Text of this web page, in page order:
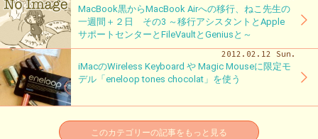
MacBook黒からMacBook Airへの移行、ねこ先生の
一週間＋２日 その3 ～移行アシスタントとApple
サポートセンターとFileVaultとGeniusと～
2012.02.12 Sun.
iMacのWireless Keyboard や Magic Mouseに限定モ
デル「eneloop tones chocolat」を使う
このカテゴリーの記事をもっと見る